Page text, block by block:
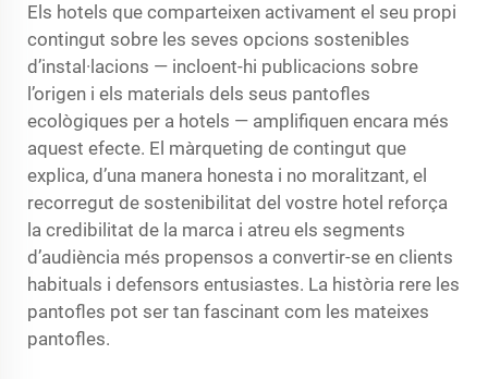
Els hotels que comparteixen activament el seu propi
contingut sobre les seves opcions sostenibles
d’instal·lacions — incloent-hi publicacions sobre
l’origen i els materials dels seus pantofles
ecològiques per a hotels — amplifiquen encara més
aquest efecte. El màrqueting de contingut que
explica, d’una manera honesta i no moralitzant, el
recorregut de sostenibilitat del vostre hotel reforça
la credibilitat de la marca i atreu els segments
d’audiència més propensos a convertir-se en clients
habituals i defensors entusiastes. La història rere les
pantofles pot ser tan fascinant com les mateixes
pantofles.